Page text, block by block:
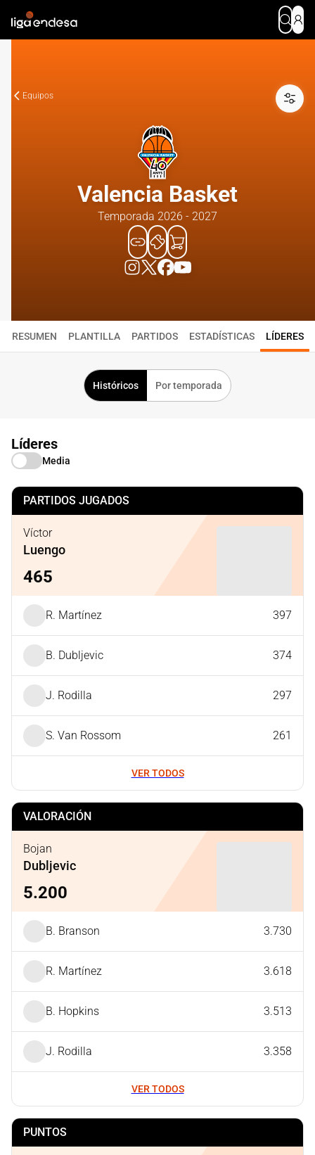
Equipos
Valencia Basket
Temporada 2026 - 2027
RESUMEN PLANTILLA PARTIDOS ESTADÍSTICAS LÍDERES
Históricos Por temporada
Líderes
Media
PARTIDOS JUGADOS
Víctor
Luengo
465
R. Martínez 397
B. Dubljevic 374
J. Rodilla 297
S. Van Rossom 261
VER TODOS
VALORACIÓN
Bojan
Dubljevic
5.200
B. Branson 3.730
R. Martínez 3.618
B. Hopkins 3.513
J. Rodilla 3.358
VER TODOS
PUNTOS